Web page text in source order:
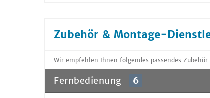
Zubehör & Montage-
Wir empfehlen Ihnen folgendes passendes
Fernbedienung 6